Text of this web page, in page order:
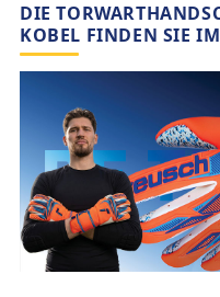
DIE
KOBEL FINDEN SIE